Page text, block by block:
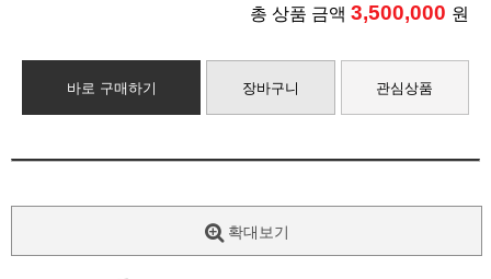
총 상품 금액 3,500,000 원
바로 구매하기 장바구니 관심상품
확대보기